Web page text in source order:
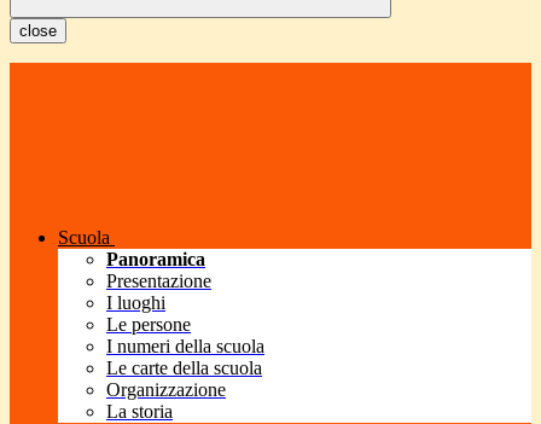
close
Scuola
Panoramica
Presentazione
I luoghi
Le persone
I numeri della scuola
Le carte della scuola
Organizzazione
La storia